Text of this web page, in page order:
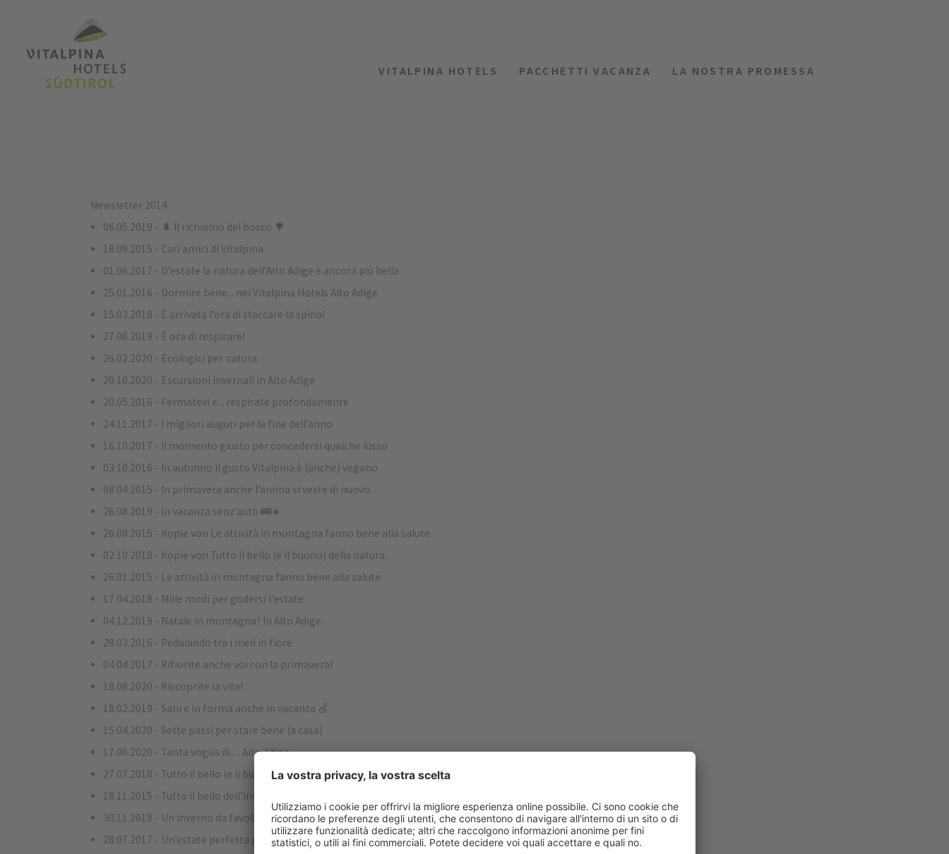
VITALPINA HOTELS PACCHETTI VACANZA LA NOSTRA PROMESSA
Newsletter 2014
06.05.2019 - 🌲 Il richiamo del bosco 🌳
18.09.2015 - Cari amici di Vitalpina
01.06.2017 - D’estate la natura dell’Alto Adige è ancora più bella
25.01.2016 - Dormire bene... nei Vitalpina Hotels Alto Adige
15.03.2018 - È arrivata l’ora di staccare la spina!
27.06.2019 - È ora di respirare!
26.02.2020 - Ecologici per natura
20.10.2020 - Escursioni invernali in Alto Adige
20.05.2016 - Fermatevi e... respirate profondamente
24.11.2017 - I migliori auguri per la fine dell’anno
16.10.2017 - Il momento giusto per concedersi qualche lusso
03.10.2016 - In autunno il gusto Vitalpina è (anche) vegano
08.04.2015 - In primavera anche l’anima si veste di nuovo.
26.08.2019 - In vacanza senz’auto 🚌☀️
26.08.2015 - Kopie von Le attività in montagna fanno bene alla salute.
02.10.2018 - Kopie von Tutto il bello (e il buono) della natura.
26.01.2015 - Le attività in montagna fanno bene alla salute.
17.04.2018 - Mille modi per godersi l’estate
04.12.2019 - Natale in montagna? In Alto Adige
29.03.2016 - Pedalando tra i meli in fiore
04.04.2017 - Rifiorite anche voi con la primavera!
18.08.2020 - Riscoprite la vita!
18.02.2019 - Sani e in forma anche in vacanza 🍏
15.04.2020 - Sette passi per stare bene (a casa)
17.06.2020 - Tanta voglia di… Alto Adige
27.07.2018 - Tutto il bello (e il buono) della natura.
18.11.2015 - Tutto il bello dell’inverno. Dal bagno di fieno alle piste da sci
30.11.2018 - Un inverno da favola in Alto Adige
28.07.2017 - Un’estate perfetta per camminare